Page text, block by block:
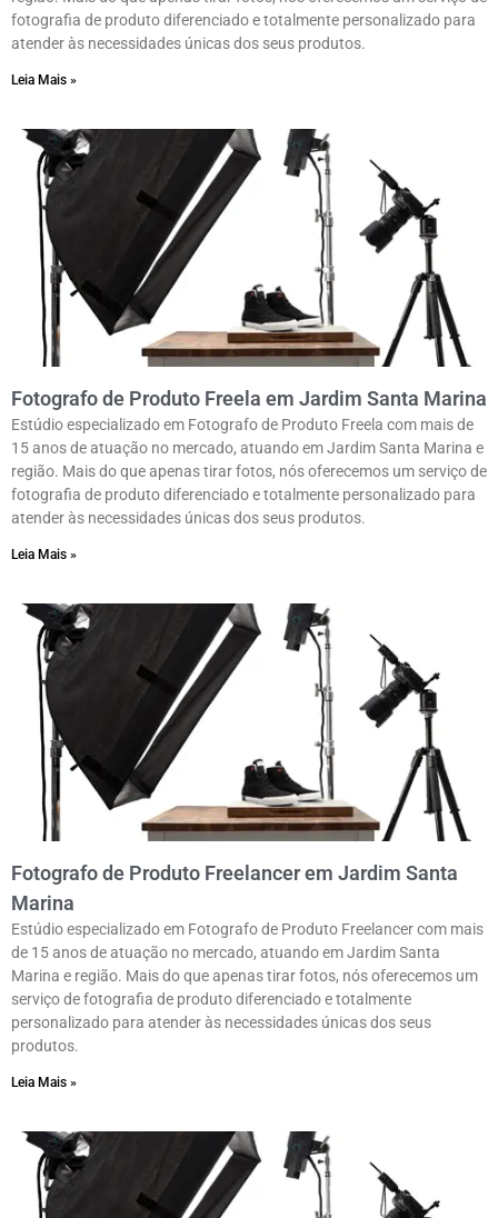
fotografia de produto diferenciado e totalmente personalizado para
atender às necessidades únicas dos seus produtos.
Leia Mais »
Fotografo de Produto Freela em Jardim Santa Marina
Estúdio especializado em Fotografo de Produto Freela com mais de
15 anos de atuação no mercado, atuando em Jardim Santa Marina e
região. Mais do que apenas tirar fotos, nós oferecemos um serviço de
fotografia de produto diferenciado e totalmente personalizado para
atender às necessidades únicas dos seus produtos.
Leia Mais »
Fotografo de Produto Freelancer em Jardim Santa
Marina
Estúdio especializado em Fotografo de Produto Freelancer com mais
de 15 anos de atuação no mercado, atuando em Jardim Santa
Marina e região. Mais do que apenas tirar fotos, nós oferecemos um
serviço de fotografia de produto diferenciado e totalmente
personalizado para atender às necessidades únicas dos seus
produtos.
Leia Mais »